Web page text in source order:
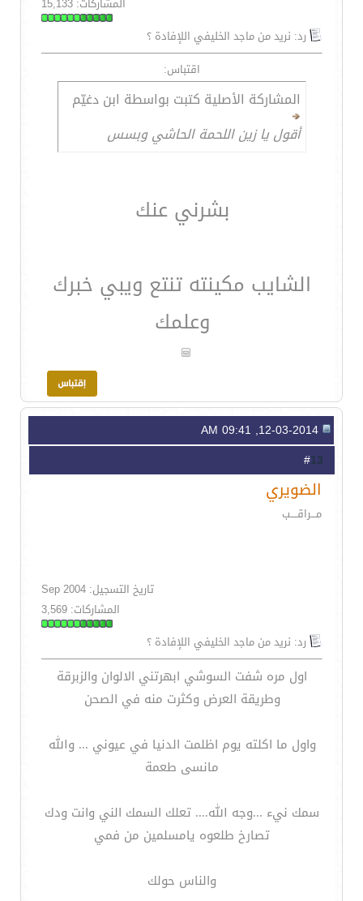
رد: نريد من ماجد الخليفي اللإفادة ؟
اقتباس:
المشاركة الأصلية كتبت بواسطة ابن دغيّم
أقول يا زين اللحمة الحاشي وبسس
بشرني عنك
الشايب مكينته تنتع ويبي خبرك
وعلمك
13
الضويري
مـــراقــــب
تاريخ التسجيل: Sep 2004
المشاركات: 3,569
رد: نريد من ماجد الخليفي اللإفادة ؟
اول مره شفت السوشي ابهرتني الالوان والزبرقة
وطريقة العرض وكثرت منه في الصحن
واول ما اكلته يوم اظلمت الدنيا في عيوني ... والله
مانسى طعمة
سمك نيء ...وجه الله.... تعلك السمك الني وانت ودك
تصارخ طلعوه يامسلمين من فمي
والناس حولك